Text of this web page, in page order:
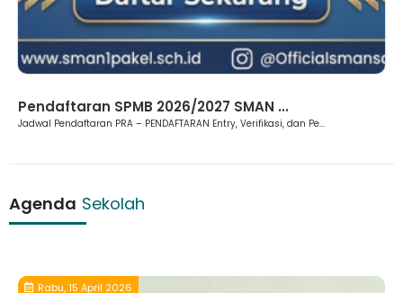
Pendaftaran SPMB 2026/2027 SMAN ...
Jadwal Pendaftaran PRA – PENDAFTARAN Entry, Verifikasi, dan Pe...
Agenda Sekolah
Rabu, 15 April 2026